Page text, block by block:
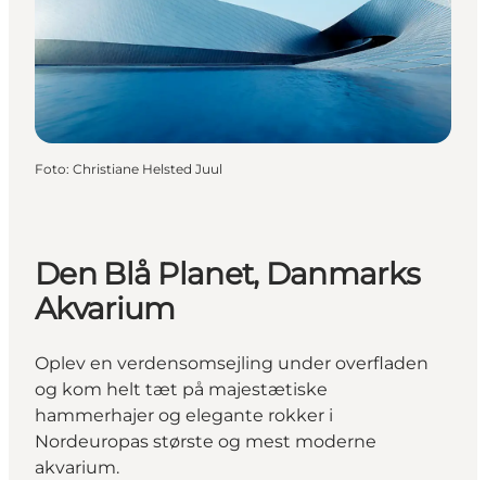
Foto: Christiane Helsted Juul
Den Blå Planet, Danmarks
Akvarium
Oplev en verdensomsejling under overfladen
og kom helt tæt på majestætiske
hammerhajer og elegante rokker i
Nordeuropas største og mest moderne
akvarium.